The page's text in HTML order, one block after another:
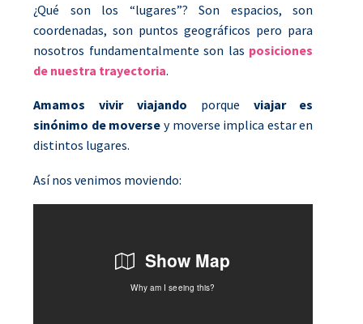
¿Qué son los “lugares”? Son espacios, son
coordenadas, son puntos geográficos pero para
nosotros fundamentalmente son las posiciones
de nuestra trayectoria.
Amamos vivir viajando porque viajar es
sinónimo de moverse y moverse implica estar en
distintos lugares.
Así nos venimos moviendo: